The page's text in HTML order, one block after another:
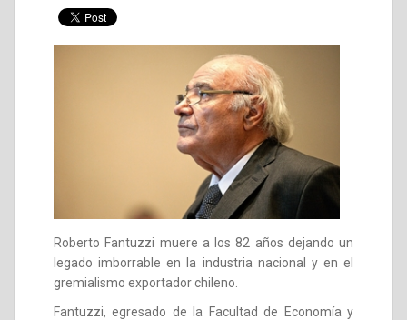
Roberto Fantuzzi muere a los 82 años dejando un
legado imborrable en la industria nacional y en el
gremialismo exportador chileno.
Fantuzzi, egresado de la Facultad de Economía y